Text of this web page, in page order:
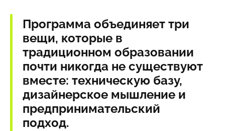
Программа объединяет три
вещи, которые в
традиционном образовании
почти никогда не существуют
вместе: техническую базу,
дизайнерское мышление и
предпринимательский
подход.